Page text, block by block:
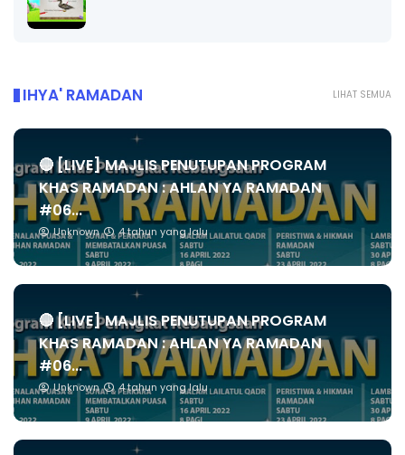
LIHAT SEMUA
IHYA' RAMADAN
🔴 [LIVE] MAJLIS PENUTUPAN PROGRAM
KHAS RAMADAN : AHLAN YA RAMADAN
#06...
Unknown 4 tahun yang lalu
🔴 [LIVE] MAJLIS PENUTUPAN PROGRAM
KHAS RAMADAN : AHLAN YA RAMADAN
#06...
Unknown 4 tahun yang lalu